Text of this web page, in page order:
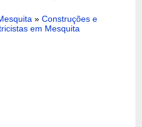
»Construções e
em Mesquita